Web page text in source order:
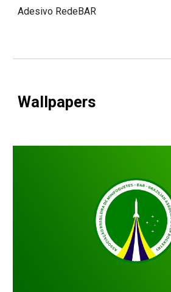
Adesivo RedeBAR
Wallpapers